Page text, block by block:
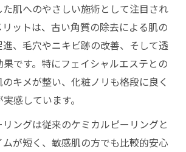
肌へのやさしい施術として注目され
ットは、古い角質の除去による肌の
、毛穴やニキビ跡の改善、そして透
です。特にフェイシャルエステとの
キメが整い、化粧ノリも格段に良く
感しています。
ングは従来のケミカルピーリングと
ムが短く、敏感肌の方でも比較的安心